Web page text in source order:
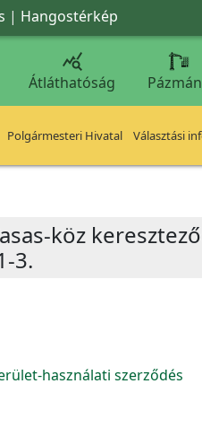
| Hangostérkép

Átláthatóság
Polgármesteri Hivatal Választási
köz
3.
használati szerződés